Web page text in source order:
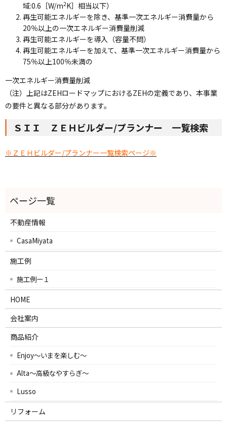
域:0.6［W/m2K］相当以下）
再生可能エネルギーを除き、基準一次エネルギー消費量から
20％以上の一次エネルギー消費量削減
再生可能エネルギーを導入（容量不問）
再生可能エネルギーを加えて、基準一次エネルギー消費量から
75％以上100％未満の
一次エネルギー消費量削減
（注）上記はZEHロードマップにおけるZEHの定義であり、本事業
の要件と異なる部分があります。
ＳＩＩ ＺＥＨビルダー/プランナー 一覧検索
※ＺＥＨビルダー/プランナー一覧検索ページ※
不動産情報
CasaMiyata
施工例
施工例ー１
HOME
会社案内
商品紹介
Enjoy～いまを楽しむ～
Alta～高級なやすらぎ～
Lusso
リフォーム